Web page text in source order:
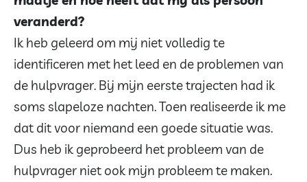
veranderd?
Ik heb geleerd om mij niet volledig te
identificeren met het leed en de problemen van
de hulpvrager. Bij mijn eerste trajecten had ik
soms slapeloze nachten. Toen realiseerde ik me
dat dit voor niemand een goede situatie was.
Dus heb ik geprobeerd het probleem van de
hulpvrager niet ook mijn probleem te maken.